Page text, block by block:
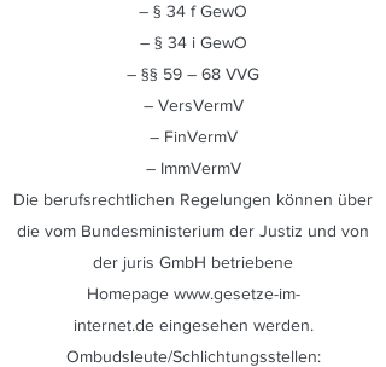
– § 34 f GewO
– § 34 i GewO
– §§ 59 – 68 VVG
– VersVermV
– FinVermV
– ImmVermV
Die berufsrechtlichen Regelungen können über
die vom Bundesministerium der Justiz und von
der juris GmbH betriebene
Homepage www.gesetze-im-
internet.deeingesehen werden.
Ombudsleute/Schlichtungsstellen: